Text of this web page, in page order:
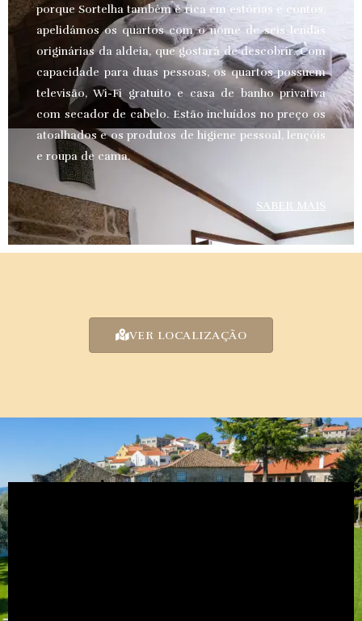
porque Sortelha também é rica em estórias e contos,
apelidámos os quartos com o nome de seis lendas
originárias da aldeia, que gostará de descobrir. Com
capacidade para duas pessoas, os quartos possuem
televisão, Wi-Fi gratuito e casa de banho privativa
com secador de cabelo. Estão incluídos no preço os
atoalhados e os produtos de higiene pessoal, lençóis
e roupa de cama.
SABER MAIS
VER LOCALIZAÇÃO